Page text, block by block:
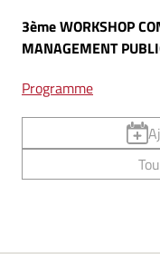
3ème WORKSHOP
MANAGEMENT
Programme